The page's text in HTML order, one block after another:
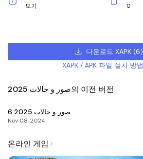
보기 0
다운로드 XAPK (6)
XAPK / APK 파일 설치 방법
صور و حالات 2025의 이전 버전
صور و حالات 2025 6
Nov 08, 2024
온라인 게임